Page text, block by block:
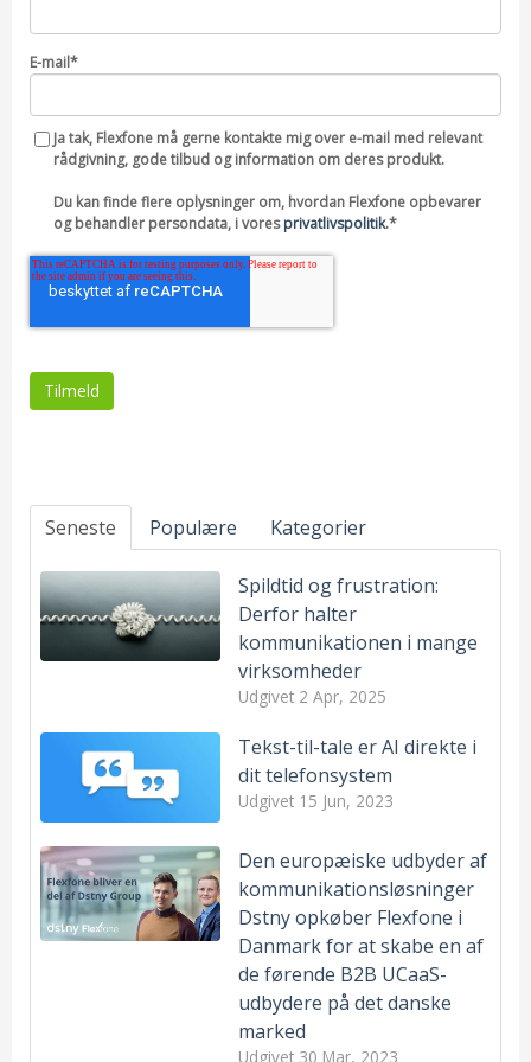
E-mail*
Ja tak, Flexfone må gerne kontakte mig over e-mail med relevant
rådgivning, gode tilbud og information om deres produkt.
Du kan finde flere oplysninger om, hvordan Flexfone opbevarer
og behandler persondata, i voresprivatlivspolitik.*
Seneste Populære Kategorier
Spildtid og frustration:
Derfor halter
kommunikationen i mange
virksomheder
Udgivet 2 Apr, 2025
Tekst-til-tale er AI direkte i
dit telefonsystem
Udgivet 15 Jun, 2023
Den europæiske udbyder af
kommunikationsløsninger
Dstny opkøber Flexfone i
Danmark for at skabe en af
de førende B2B UCaaS-
udbydere på det danske
marked
Udgivet 30 Mar, 2023